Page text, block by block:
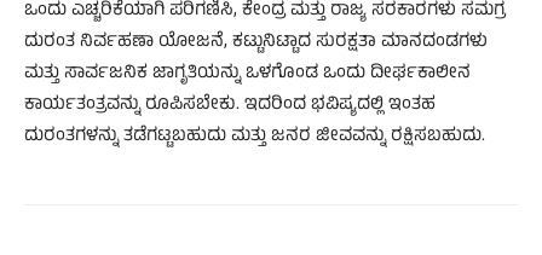
ಒಂದು ಎಚ್ಚರಿಕೆಯಾಗಿ ಪರಿಗಣಿಸಿ, ಕೇಂದ್ರ ಮತ್ತು ರಾಜ್ಯ ಸರಕಾರಗಳು ಸಮಗ್ರ
ದುರಂತ ನಿರ್ವಹಣಾ ಯೋಜನೆ, ಕಟ್ಟುನಿಟ್ಟಾದ ಸುರಕ್ಷತಾ ಮಾನದಂಡಗಳು
ಮತ್ತು ಸಾರ್ವಜನಿಕ ಜಾಗೃತಿಯನ್ನು ಒಳಗೊಂಡ ಒಂದು ದೀರ್ಘಕಾಲೀನ
ಕಾರ್ಯತಂತ್ರವನ್ನು ರೂಪಿಸಬೇಕು. ಇದರಿಂದ ಭವಿಷ್ಯದಲ್ಲಿ ಇಂತಹ
ದುರಂತಗಳನ್ನು ತಡೆಗಟ್ಟಬಹುದು ಮತ್ತು ಜನರ ಜೀವವನ್ನು ರಕ್ಷಿಸಬಹುದು.